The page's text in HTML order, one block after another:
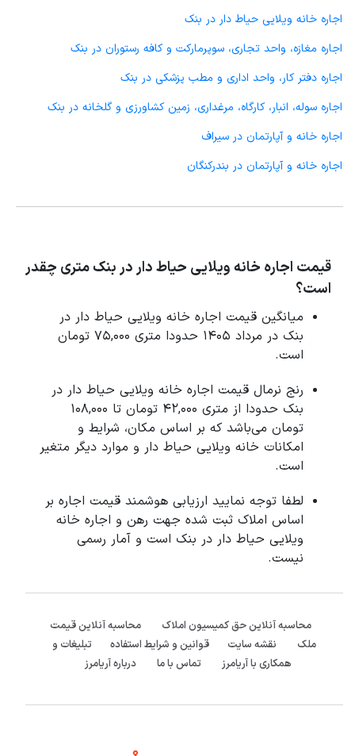
اجاره خانه ویلایی حیاط دار در بنک
اجاره مغازه، واحد تجاری، سوپرمارکت و کافه رستوران در بنک
اجاره دفتر کار، واحد اداری و مطب پزشکی در بنک
اجاره سوله، انبار، کارگاه، مرغداری، زمین کشاورزی و گلخانه در بنک
اجاره خانه و آپارتمان در سیراف
اجاره خانه و آپارتمان در بندرکنگان
قیمت اجاره خانه ویلایی حیاط دار در بنک متری چقدر
است؟
میانگین قیمت اجاره خانه ویلایی حیاط دار در
بنک در مرداد 1405 حدودا متری 75,000 تومان
است.
رنج نرمال قیمت اجاره خانه ویلایی حیاط دار در
بنک حدودا از متری 42,000 تومان تا 108,000
تومان می‌باشد که بر اساس مکان، شرایط و
امکانات خانه ویلایی حیاط دار و موارد دیگر متغیر
است.
لطفا توجه نمایید ارزیابی هوشمند قیمت اجاره بر
اساس املاک ثبت شده جهت رهن و اجاره خانه
ویلایی حیاط دار در بنک است و آمار رسمی
نیست.
محاسبه آنلاین حق کمیسیون املاک
محاسبه آنلاین قیمت
ملک
نقشه سایت قوانین و شرایط استفاده
تبلیغات و
همکاری با آریامرز
تماس با ما درباره آریامرز